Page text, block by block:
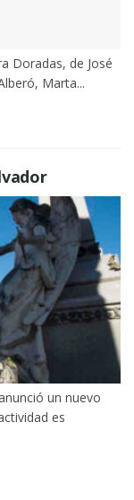
Doradas, de José
Marta...
un nuevo
es